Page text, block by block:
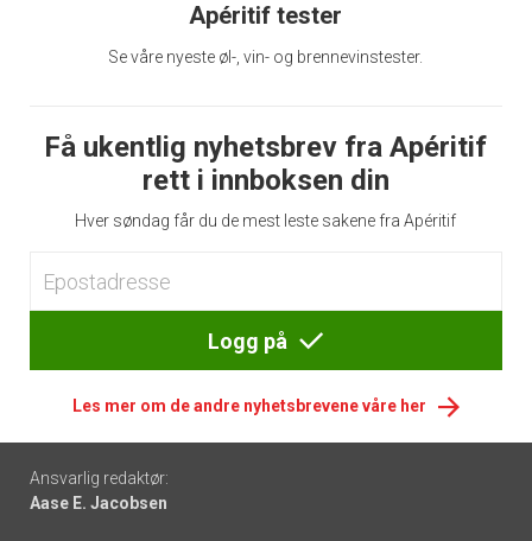
Apéritif tester
Se våre nyeste øl-, vin- og brennevinstester.
Få ukentlig nyhetsbrev fra Apéritif
rett i innboksen din
Hver søndag får du de mest leste sakene fra Apéritif
Logg på
Les mer om de andre nyhetsbrevene våre her
Footer
-
Ansvarlig redaktør:
Aase E. Jacobsen